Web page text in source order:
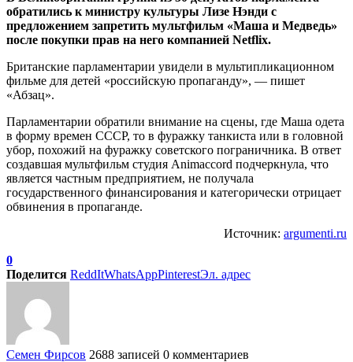
обратились к министру культуры Лизе Нэнди с
предложением запретить мультфильм «Маша и Медведь»
после покупки прав на него компанией Netflix.
Британские парламентарии увидели в мультипликационном
фильме для детей «российскую пропаганду», — пишет
«Абзац».
Парламентарии обратили внимание на сцены, где Маша одета
в форму времен СССР, то в фуражку танкиста или в головной
убор, похожий на фуражку советского пограничника. В ответ
создавшая мультфильм студия Animaccord подчеркнула, что
является частным предприятием, не получала
государственного финансирования и категорически отрицает
обвинения в пропаганде.
Источник: argumenti.ru
0
Поделится ReddItWhatsAppPinterestЭл. адрес
Семен Фирсов 2688 записей 0 комментариев